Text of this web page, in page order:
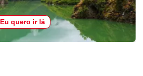
Eu quero ir lá